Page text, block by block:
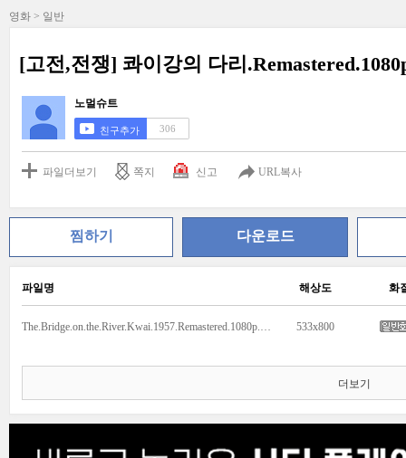
영화 > 일반
[고전,전쟁] 콰이강의 다리
노멀슈트
친구추가 306
파일더보기 쪽지 신고 URL복사
찜하기 다운로드
파일명 해상도 화
The.Bridge.on.the.River.Kwai.1957.Remastered.1080p.BluRay.HEVC.EAC3-SARTRE.mkv 533x800
더보기